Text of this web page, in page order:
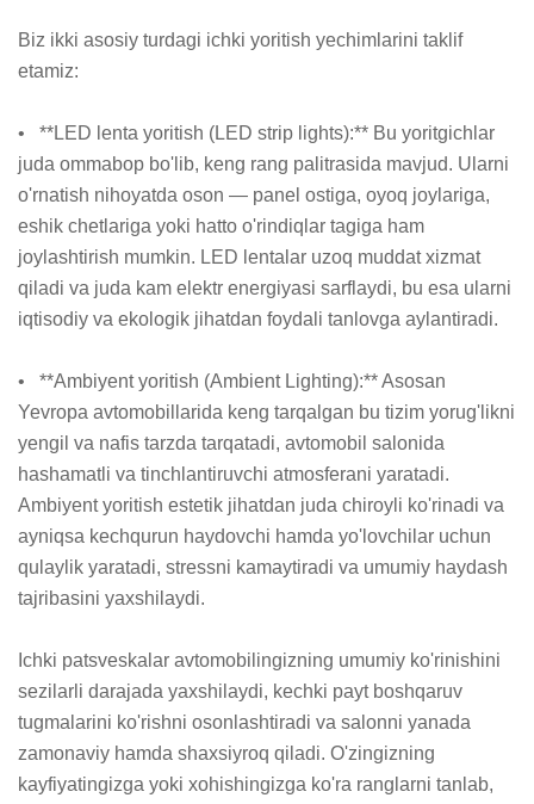
Biz ikki asosiy turdagi ichki yoritish yechimlarini taklif
etamiz:
•   **LED lenta yoritish (LED strip lights):** Bu yoritgichlar
juda ommabop bo'lib, keng rang palitrasida mavjud. Ularni
o'rnatish nihoyatda oson — panel ostiga, oyoq joylariga,
eshik chetlariga yoki hatto o'rindiqlar tagiga ham
joylashtirish mumkin. LED lentalar uzoq muddat xizmat
qiladi va juda kam elektr energiyasi sarflaydi, bu esa ularni
iqtisodiy va ekologik jihatdan foydali tanlovga aylantiradi.
•   **Ambiyent yoritish (Ambient Lighting):** Asosan
Yevropa avtomobillarida keng tarqalgan bu tizim yorug'likni
yengil va nafis tarzda tarqatadi, avtomobil salonida
hashamatli va tinchlantiruvchi atmosferani yaratadi.
Ambiyent yoritish estetik jihatdan juda chiroyli ko'rinadi va
ayniqsa kechqurun haydovchi hamda yo'lovchilar uchun
qulaylik yaratadi, stressni kamaytiradi va umumiy haydash
tajribasini yaxshilaydi.
Ichki patsveskalar avtomobilingizning umumiy ko'rinishini
sezilarli darajada yaxshilaydi, kechki payt boshqaruv
tugmalarini ko'rishni osonlashtiradi va salonni yanada
zamonaviy hamda shaxsiyroq qiladi. O'zingizning
kayfiyatingizga yoki xohishingizga ko'ra ranglarni tanlab,